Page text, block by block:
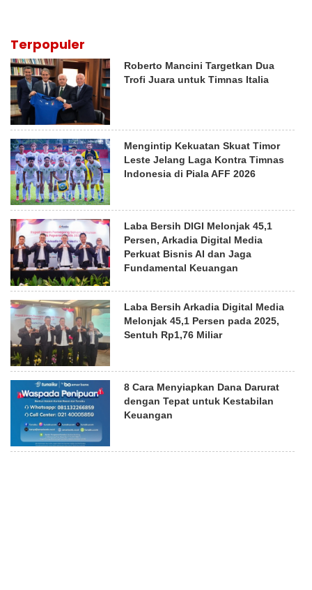
Terpopuler
Roberto Mancini Targetkan Dua
Trofi Juara untuk Timnas Italia
Mengintip Kekuatan Skuat Timor
Leste Jelang Laga Kontra Timnas
Indonesia di Piala AFF 2026
Laba Bersih DIGI Melonjak 45,1
Persen, Arkadia Digital Media
Perkuat Bisnis AI dan Jaga
Fundamental Keuangan
Laba Bersih Arkadia Digital Media
Melonjak 45,1 Persen pada 2025,
Sentuh Rp1,76 Miliar
8 Cara Menyiapkan Dana Darurat
dengan Tepat untuk Kestabilan
Keuangan